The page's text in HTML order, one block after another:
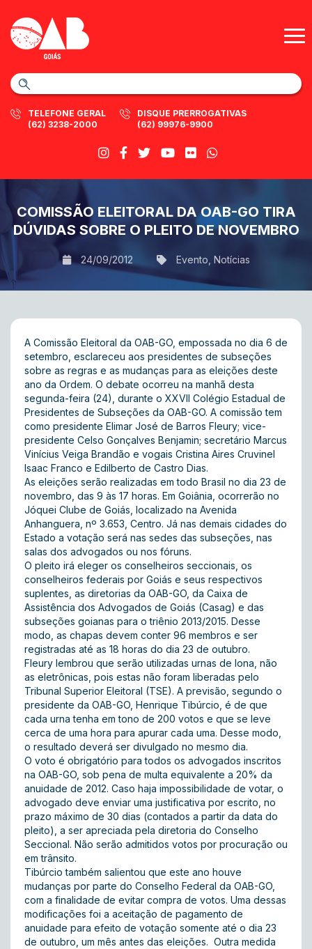
TELEFONE GERAL
(62) 3238-2000
DISQUE PRERROGATIVAS
(62) 99976-9900
COMISSÃO ELEITORAL DA OAB-GO TIRA
DÚVIDAS SOBRE O PLEITO DE NOVEMBRO
24/09/2012 Evento Notícias
A Comissão Eleitoral da OAB-GO, empossada no dia 6 de
setembro, esclareceu aos presidentes de subseções
sobre as regras e as mudanças para as eleições deste
ano da Ordem. O debate ocorreu na manhã desta
segunda-feira (24), durante o XXVII Colégio Estadual de
Presidentes de Subseções da OAB-GO. A comissão tem
como presidente Elimar José de Barros Fleury; vice-
presidente Celso Gonçalves Benjamin; secretário Marcus
Vinícius Veiga Brandão e vogais Cristina Aires Cruvinel
Isaac Franco e Edilberto de Castro Dias.
As eleições serão realizadas em todo Brasil no dia 23 de
novembro, das 9 às 17 horas. Em Goiânia, ocorrerão no
Jóquei Clube de Goiás, localizado na Avenida
Anhanguera, nº 3.653, Centro. Já nas demais cidades do
Estado a votação será nas sedes das subseções, nas
salas dos advogados ou nos fóruns.
O pleito irá eleger os conselheiros seccionais, os
conselheiros federais por Goiás e seus respectivos
suplentes, as diretorias da OAB-GO, da Caixa de
Assistência dos Advogados de Goiás (Casag) e das
subseções goianas para o triênio 2013/2015. Desse
modo, as chapas devem conter 96 membros e ser
registradas até as 18 horas do dia 23 de outubro.
Fleury lembrou que serão utilizadas urnas de lona, não
as eletrônicas, pois estas não foram liberadas pelo
Tribunal Superior Eleitoral (TSE). A previsão, segundo o
presidente da OAB-GO, Henrique Tibúrcio, é de que
cada urna tenha em tono de 200 votos e que se leve
cerca de uma hora para apurar cada uma. Desse modo,
o resultado deverá ser divulgado no mesmo dia.
O voto é obrigatório para todos os advogados inscritos
na OAB-GO, sob pena de multa equivalente a 20% da
anuidade de 2012. Caso haja impossibilidade de votar, o
advogado deve enviar uma justificativa por escrito, no
prazo máximo de 30 dias (contados a partir da data do
pleito), a ser apreciada pela diretoria do Conselho
Seccional. Não serão admitidos votos por procuração ou
em trânsito.
Tibúrcio também salientou que este ano houve
mudanças por parte do Conselho Federal da OAB-GO,
com a finalidade de evitar compra de votos. Uma dessas
modificações foi a aceitação de pagamento de
anuidade para efeito de votação somente até o dia 23
de outubro, um mês antes das eleições. Outra medida